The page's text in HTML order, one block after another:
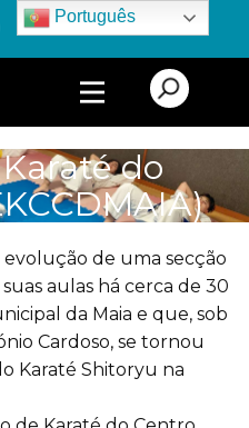
Português
do
de uma secção
aulas há cerca de 30
da Maia e que, sob
Cardoso, se tornou
Karaté Shitoryu na